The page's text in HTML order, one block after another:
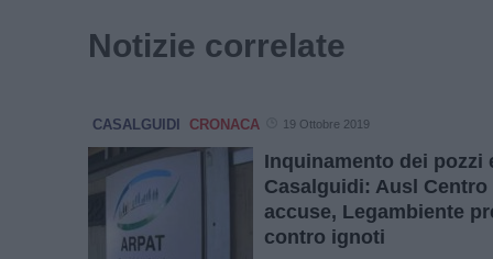
Notizie correlate
CASALGUIDI CRONACA 19 Ottobre 2019
Inquinamento dei pozzi
Casalguidi: Ausl
accuse, Legambiente
contro ignoti